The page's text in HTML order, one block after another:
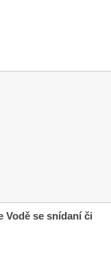
Vodě se snídaní či